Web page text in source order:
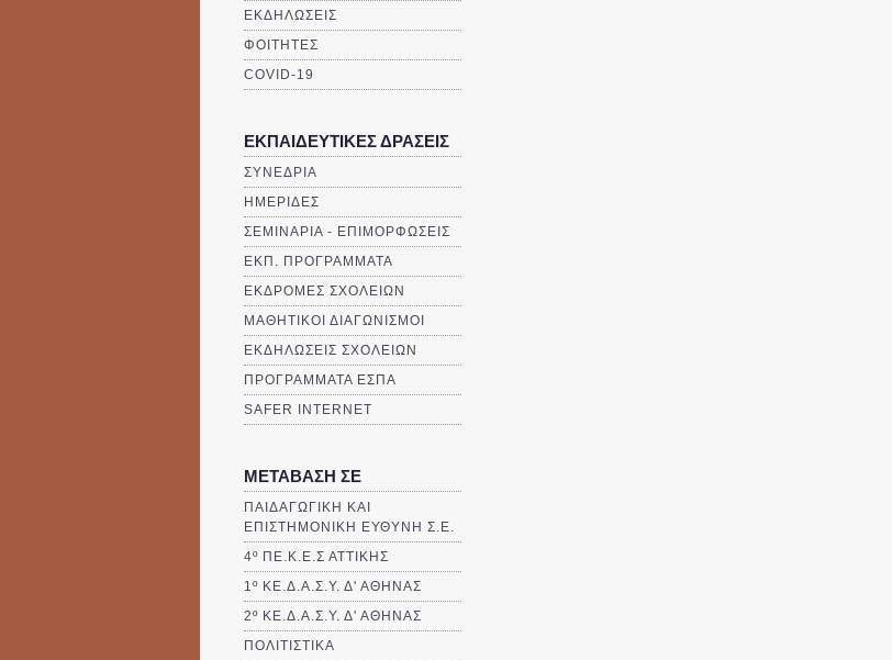
ΕΚΔΗΛΩΣΕΙΣ
ΦΟΙΤΗΤΕΣ
COVID-19
ΕΚΠΑΙΔΕΥΤΙΚΕΣ ΔΡΑΣΕΙΣ
ΣΥΝΕΔΡΙΑ
ΗΜΕΡΙΔΕΣ
ΣΕΜΙΝΑΡΙΑ - ΕΠΙΜΟΡΦΩΣΕΙΣ
ΕΚΠ. ΠΡΟΓΡΑΜΜΑΤΑ
ΕΚΔΡΟΜΕΣ ΣΧΟΛΕΙΩΝ
ΜΑΘΗΤΙΚΟΙ ΔΙΑΓΩΝΙΣΜΟΙ
ΕΚΔΗΛΩΣΕΙΣ ΣΧΟΛΕΙΩΝ
ΠΡΟΓΡΑΜΜΑΤΑ ΕΣΠΑ
SAFER INTERNET
ΜΕΤΑΒΑΣΗ ΣΕ
ΠΑΙΔΑΓΩΓΙΚΗ ΚΑΙ
ΕΠΙΣΤΗΜΟΝΙΚΗ ΕΥΘΥΝΗ Σ.Ε.
4º ΠΕ.Κ.Ε.Σ ΑΤΤΙΚΗΣ
1º ΚΕ.Δ.Α.Σ.Υ. Δ' ΑΘΗΝΑΣ
2º ΚΕ.Δ.Α.Σ.Υ. Δ' ΑΘΗΝΑΣ
ΠΟΛΙΤΙΣΤΙΚΑ